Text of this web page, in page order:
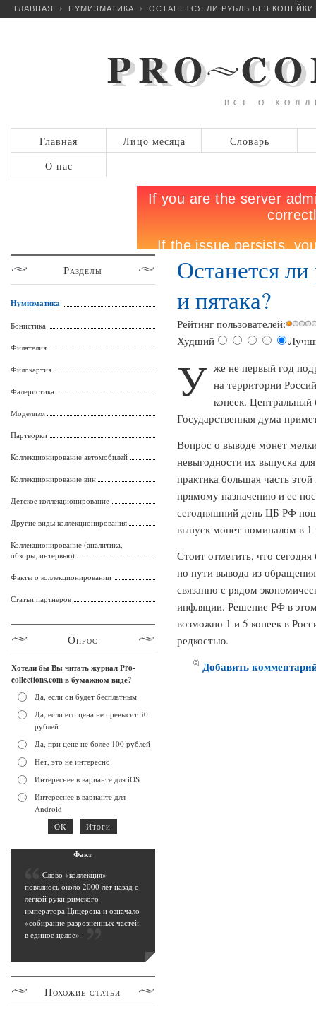
ГЛАВНАЯ НУМИЗМАТИКА ОСТАНЕТСЯ ЛИ РУБЛЬ БЕЗ КОПЕЙКИ
Главная Лицо месяца
Словарь
О нас
Останется
и пятака?
Рейтинг пользователей:
Худший
У же не первый год
на территории
копеек. Центральный
Государственная дума
Вопрос о выводе монет
невыгодности их выпуска
практика большая часть
прямому назначению и ее
сегодняшний день ЦБ РФ
выпуск монет номиналом в 1
Стоит отметить, что
по пути вывода из
связанно с рядом
инфляции. Решение РФ в
возможно 1 и 5 копеек в
редкостью.
Добавить
Разделы
Нумизматика
Бонистика
Филателия
Филокартия
Фалеристика
Моделизм
Партворки
Коллекционирование автомобилей
Коллекционирование вин
Детское коллекционирование
Другие виды коллекционирования
Коллекционирование (аналитика,
обзоры, интервью)
Факты о коллекционировании
Статьи партнеров
Опрос
Хотели бы Вы читать журнал Pro-
collections.com в бумажном виде?
Да, если он будет бесплатным
Да, если его цена не превысит 30
рублей
Да, при цене не более 100 рублей
Нет, это не интересно
Интереснее в варианте для iOS
Интереснее в варианте для
Android
Факт
Cлово «коллекция»
повялиось около 2000 лет назад с
легкой руки римского
императора Цицерона и означало
«собирание разрозненных частей
в единое целое» .
Похожие статьи